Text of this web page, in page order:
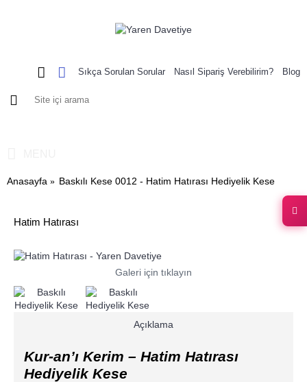
Sıkça Sorulan Sorular Nasıl Sipariş Verebilirim? Blog
Anasayfa Baskılı Kese 0012 - Hatim Hatırası Hediyelik Kese
Hatim Hatırası
Galeri için tıklayın
Açıklama
Kur-an’ı Kerim – Hatim Hatırası
Hediyelik Kese